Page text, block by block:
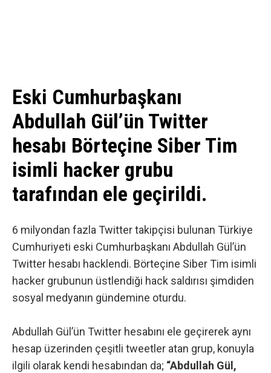
Eski Cumhurbaşkanı
Abdullah Gül’ün Twitter
hesabı Börteçine Siber Tim
isimli hacker grubu
tarafından ele geçirildi.
6 milyondan fazla Twitter takipçisi bulunan Türkiye
Cumhuriyeti eski Cumhurbaşkanı Abdullah Gül’ün
Twitter hesabı hacklendi. Börteçine Siber Tim isimli
hacker grubunun üstlendiği hack saldırısı şimdiden
sosyal medyanın gündemine oturdu.
Abdullah Gül’ün Twitter hesabını ele geçirerek aynı
hesap üzerinden çeşitli tweetler atan grup, konuyla
ilgili olarak kendi hesabından da; “Abdullah Gül,